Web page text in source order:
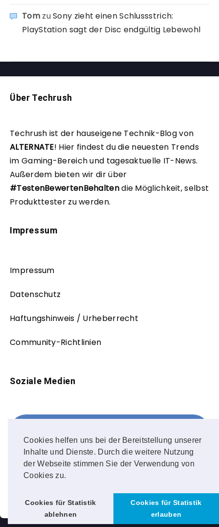
Cookies helfen uns bei der Bereitstellung unserer
Inhalte und Dienste. Durch die weitere Nutzung
der Webseite stimmen Sie der Verwendung von
Cookies zu.
Cookies für Statistik
ablehnen
Cookies für Statistik
erlauben
TomzuSony zieht einen Schlussstrich:
PlayStation sagt der Disc endgültig Lebewohl
Über Techrush
Techrush ist der hauseigene Technik-Blog von
ALTERNATE! Hier findest du die neuesten Trends
im Gaming-Bereich und tagesaktuelle IT-News.
Außerdem bieten wir dir über
#TestenBewertenBehaltendie Möglichkeit, selbst
Produkttester zu werden.
Impressum
Impressum
Datenschutz
Haftungshinweis / Urheberrecht
Community-Richtlinien
Soziale Medien
FOLLOW ME!
Instagram
OUR PHOTOS!